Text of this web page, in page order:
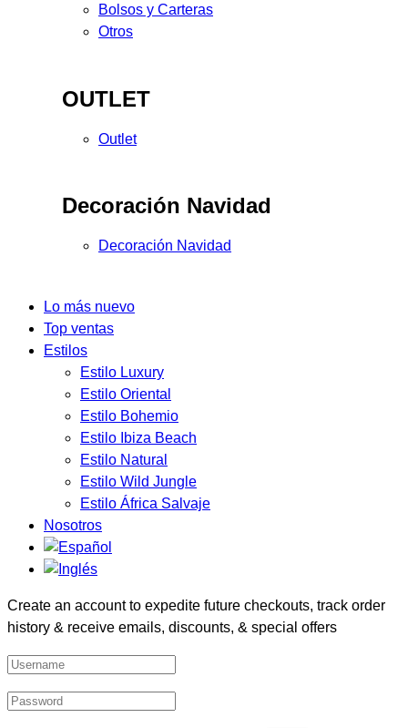
Bolsos y Carteras
Otros
OUTLET
Outlet
Decoración Navidad
Decoración Navidad
Lo más nuevo
Top ventas
Estilos
Estilo Luxury
Estilo Oriental
Estilo Bohemio
Estilo Ibiza Beach
Estilo Natural
Estilo Wild Jungle
Estilo África Salvaje
Nosotros
Create an account to expedite future checkouts, track order
history & receive emails, discounts, & special offers